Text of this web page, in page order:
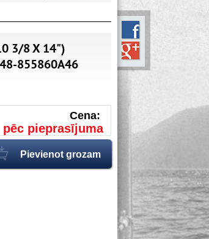
3/8 X 14")
48-855860A46
Cena:
pēc pieprasījuma